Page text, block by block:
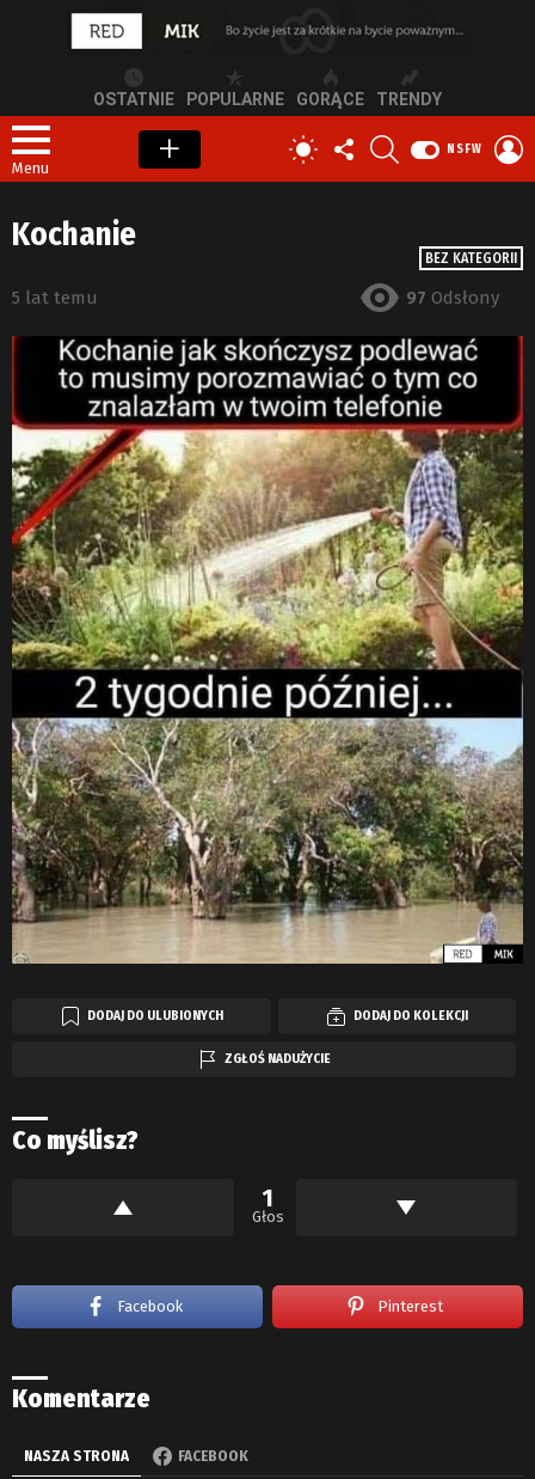
OSTATNIE POPULARNE GORĄCE TRENDY
Menu
PRZEŁĄCZ
SKÓRKĘ
OBSERWUJ
NAS
NSFW
BEZ KATEGORII
Kochanie
5 lat temu 97 Odsłony
DODAJ DO ULUBIONYCH DODAJ DO KOLEKCJI
ZGŁOŚ NADUŻYCIE
Co myślisz?
1
Głos
Facebook Pinterest
Komentarze
NASZA STRONA FACEBOOK